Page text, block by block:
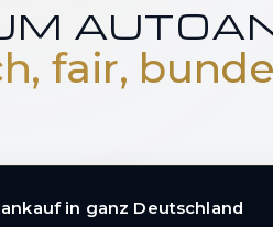
fair,
in ganz Deutschland